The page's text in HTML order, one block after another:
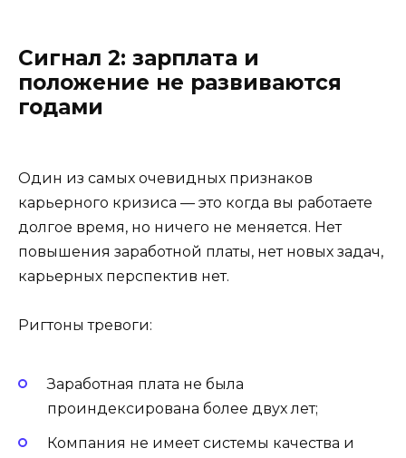
Сигнал 2: зарплата и
положение не развиваются
годами
Один из самых очевидных признаков
карьерного кризиса — это когда вы работаете
долгое время, но ничего не меняется. Нет
повышения заработной платы, нет новых задач,
карьерных перспектив нет.
Ригтоны тревоги:
Заработная плата не была
проиндексирована более двух лет;
Компания не имеет системы качества и